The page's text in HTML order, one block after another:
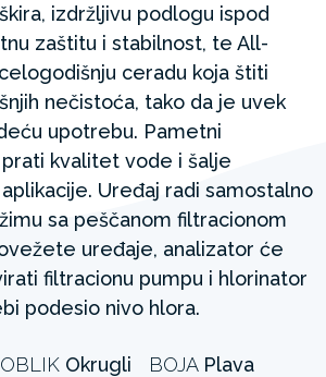
izdržljivu podlogu ispod
zaštitu i stabilnost, te All-
ceradu koja štiti
nečistoća, tako da je uvek
upotrebu. Pametni
kvalitet vode i šalje
Uređaj radi samostalno
sa peščanom filtracionom
uređaje, analizator će
filtracionu pumpu i hlorinator
podesio nivo hlora.
OBLIK Okrugli BOJA Plava